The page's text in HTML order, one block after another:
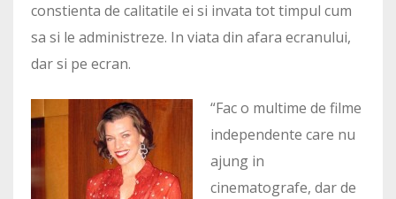
constienta de calitatile ei si invata tot timpul cum
sa si le administreze. In viata din afara ecranului,
dar si pe ecran.
“Fac o multime de filme
independente care nu
ajung in
cinematografe, dar de